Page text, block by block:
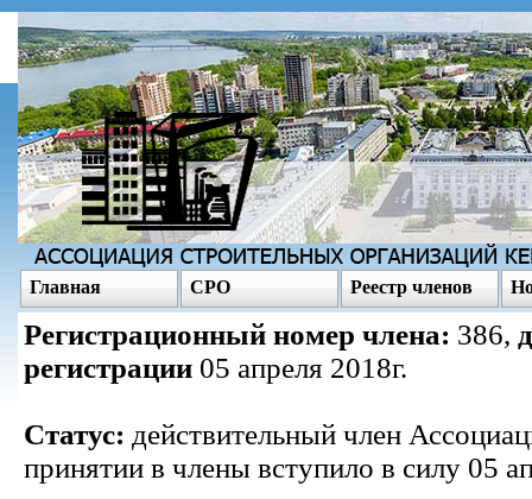
Главная СРО Реестр членов
Регистрационный номер члена: 386,
регистрации 05 апреля 2018г.
Статус: действительный член
принятии в члены вступило в силу 05